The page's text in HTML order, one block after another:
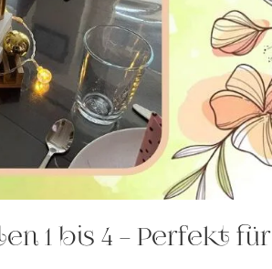
1 bis 4 – Perfekt für